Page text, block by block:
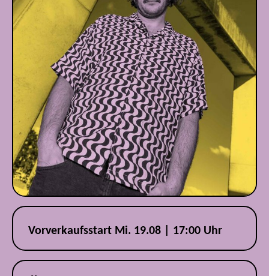
Vorverkaufsstart Mi. 19.08 | 17:00 Uhr